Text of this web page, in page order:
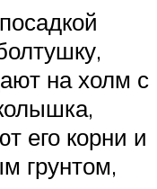
на холм с
его корни и
грунтом,